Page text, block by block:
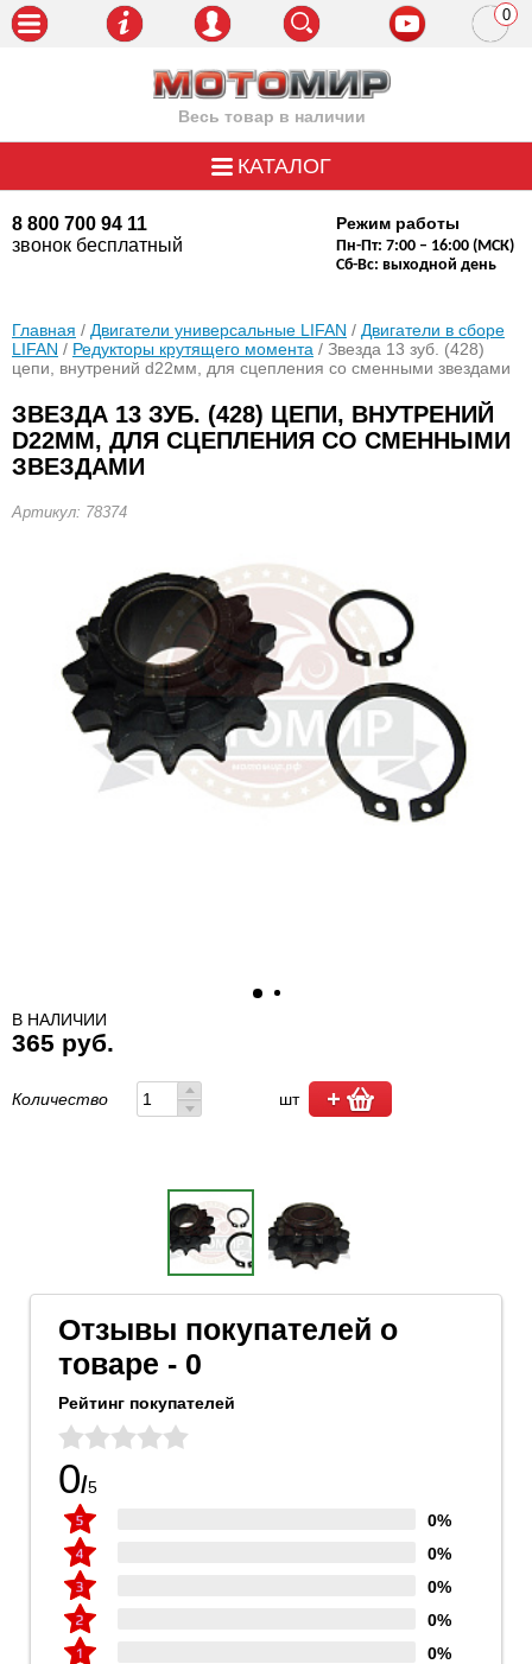
Весь товар в наличии
8 800 700 94 11
звонок бесплатный
Режим работы
Пн-Пт: 7:00 – 16:00 (МСК)
Сб-Вс: выходной день
0
КАТАЛОГ
Главная / Двигатели универсальные LIFAN / Двигатели в сборе
LIFAN / Редукторы крутящего момента / Звезда 13 зуб. (428)
цепи, внутрений d22мм, для сцепления со сменными звездами
ЗВЕЗДА 13 ЗУБ. (428) ЦЕПИ, ВНУТРЕНИЙ
D22ММ, ДЛЯ СЦЕПЛЕНИЯ СО СМЕННЫМИ
ЗВЕЗДАМИ
Артикул: 78374
В НАЛИЧИИ
365 руб.
Количество шт
Отзывы покупателей о
товаре - 0
Рейтинг покупателей
0/5
0%
0%
0%
0%
0%